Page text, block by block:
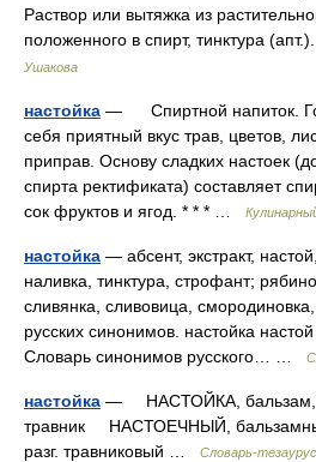
Раствор или вытяжка из
положенного в спирт, тинктура
Ушакова
настойка — Спиртной напиток.
себя приятный вкус трав, цветов,
приправ. Основу сладких настоек
спирта ректификата) составляет
сок фруктов и ягод. * * * …
настойка — абсент, экстракт,
наливка, тинктура, строфант;
сливянка, сливовица,
русских синонимов. настойка
Словарь синонимов русского… …
настойка — НАСТОЙКА, бальзам,
травник НАСТОЕЧНЫЙ,
разг. травниковый …
Словарь-